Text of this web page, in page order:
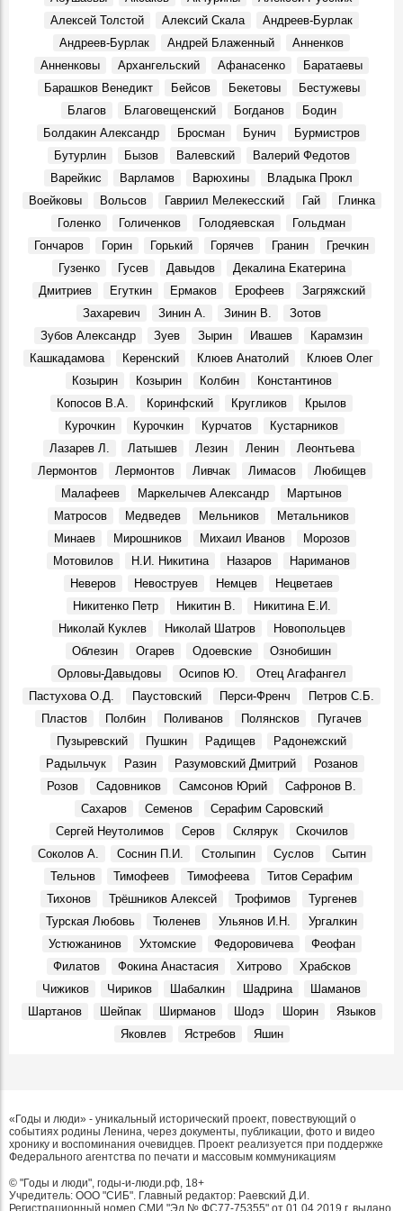
Ульяновцам представили коллекцию казачьего оружия
Новый Новоульяновск
Места, 3 Августа 1969
7 августа 1969 года. ЦК КПСС.
Василий Андреевич Андреев, в 1969 – 1980 гг. ректор
Ульяновского политехнического института:
Воспоминания, 7 Августа 1969
Вниманию ульяновцев!
События, 7 Августа 1969
Праздник в Шаховском
События, 10 Августа 1969
Геннадий Александрович Демочкин, литератор, краевед:
Воспоминания, 11 Августа 1969
Галина Николаевна Афанасьева, в 1964 - 1971 гг. зав.
отделом школ ОК КПСС:
Воспоминания, 12 Августа 1969
13 августа 1969 года. Министру электронной
промышленности СССР товарищу Шокину А.И. Министру
здравоохранения СССР товарищу Петровскому Б.В.
События, 13 Августа 1969
3 августа 1970 г. Совет Министров РСФСР.
События, 3 Августа 1970
На земле, где родился Ленин
Александр Сергеевич Сергеев, в 1970 году конструктор
механического завода:
Воспоминания, 10 Августа 1970
Алексей Толстой
Алексий Скала
Андреев-Бурлак
Андреев-Бурлак
Андрей Блаженный
Анненков
Анненковы
Архангельский Афанасенко
Баратаевы
Барашков Венедикт
Бейсов Бекетовы
Бестужевы
Благов
Благовещенский Богданов
Бодин
Болдакин Александр
Бросман Бунич
Бурмистров
Бутурлин
Бызов Валевский
Валерий Федотов
Варейкис
Варламов Варюхины
Владыка Прокл
Воейковы
Вольсов Гавриил Мелекесский Гай
Глинка
Голенко
Голиченков Голодяевская
Гольдман
Гончаров
Горин Горький Горячев Гранин
Гречкин
Гузенко
Гусев Давыдов
Декалина Екатерина
Дмитриев
Егуткин Ермаков Ерофеев
Загряжский
Захаревич
Зинин А. Зинин В.
Зотов
Зубов Александр
Зуев Зырин Ивашев
Карамзин
Кашкадамова
Керенский Клюев Анатолий
Клюев Олег
Козырин
Козырин Колбин
Константинов
Копосов В.А.
Коринфский Кругликов
Крылов
Курочкин
Курочкин Курчатов
Кустарников
Лазарев Л.
Латышев Лезин Ленин
Леонтьева
Лермонтов
Лермонтов Ливчак Лимасов
Любищев
Малафеев
Маркелычев Александр
Мартынов
Матросов
Медведев Мельников
Метальников
Минаев
Мирошников Михаил Иванов
Морозов
Мотовилов
Н.И. Никитина Назаров
Нариманов
Неверов
Невоструев Немцев
Нецветаев
Никитенко Петр
Никитин В.
Никитина Е.И.
Николай Куклев
Николай Шатров
Новопольцев
Облезин
Огарев Одоевские
Ознобишин
Орловы-Давыдовы
Осипов Ю.
Отец Агафангел
Пастухова О.Д.
Паустовский Перси-Френч
Петров С.Б.
Пластов
Полбин Поливанов Полянсков
Пугачев
Пузыревский
Пушкин Радищев
Радонежский
Радыльчук
Разин Разумовский Дмитрий
Розанов
Розов
Садовников Самсонов Юрий
Сафронов В.
Сахаров
Семенов
Серафим Саровский
Сергей Неутолимов
Серов Склярук
Скочилов
Соколов А.
Соснин П.И. Столыпин Суслов
Сытин
Тельнов
Тимофеев Тимофеева
Титов Серафим
Тихонов
Трёшников Алексей Трофимов
Тургенев
Турская Любовь
Тюленев Ульянов И.Н.
Ургалкин
Устюжанинов
Ухтомские Федоровичева
Феофан
Филатов
Фокина Анастасия Хитрово
Храбсков
Чижиков
Чириков Шабалкин Шадрина
Шаманов
Шартанов
Шейпак Ширманов Шодэ Шорин
Языков
Яковлев
Ястребов Яшин
«Годы и люди» - уникальный исторический проект, повествующий о
событиях родины Ленина, через документы, публикации, фото и видео
хронику и воспоминания очевидцев. Проект реализуется при поддержке
Федерального агентства по печати и массовым коммуникациям
© "Годы и люди", годы-и-люди.рф, 18+
Учредитель: ООО "СИБ". Главный редактор: Раевский Д.И.
Регистрационный номер СМИ "Эл № ФС77-75355" от 01.04.2019 г. выдано